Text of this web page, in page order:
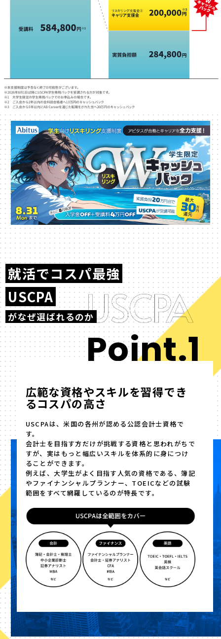
就活でコスパ最強
USCPA
がなぜ選ばれるのか
Point.1
広範な資格やスキルを習得でき
るコスパの高さ
USCPAは、米国の各州が認める公認会計士資格で
す。
会計士を目指す方だけが挑戦する資格と思われがちで
すが、実はもっと幅広いスキルを体系的に身につけ
ることができます。
例えば、大学生がよく目指す人気の資格である、簿記
やファイナンシャルプランナー、TOEICなどの試験
範囲をすべて網羅しているのが特長です。